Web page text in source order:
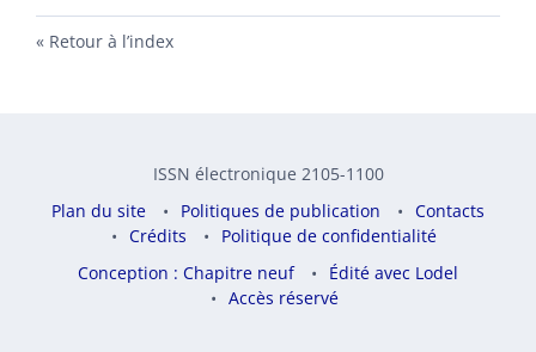
Retour à l’index
ISSN électronique 2105-1100
Plan du site
Politiques de publication
Contacts
Crédits
Politique de confidentialité
Conception : Chapitre neuf
Édité avec Lodel
Accès réservé